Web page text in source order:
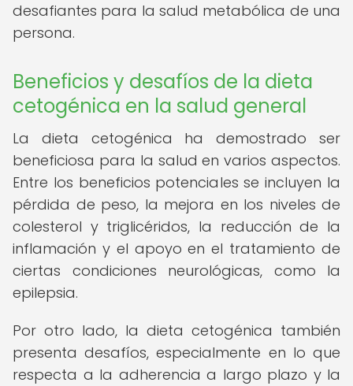
desafiantes para la salud metabólica de una
persona.
Beneficios y desafíos de la dieta
cetogénica en la salud general
La dieta cetogénica ha demostrado ser
beneficiosa para la salud en varios aspectos.
Entre los beneficios potenciales se incluyen la
pérdida de peso, la mejora en los niveles de
colesterol y triglicéridos, la reducción de la
inflamación y el apoyo en el tratamiento de
ciertas condiciones neurológicas, como la
epilepsia.
Por otro lado, la dieta cetogénica también
presenta desafíos, especialmente en lo que
respecta a la adherencia a largo plazo y la